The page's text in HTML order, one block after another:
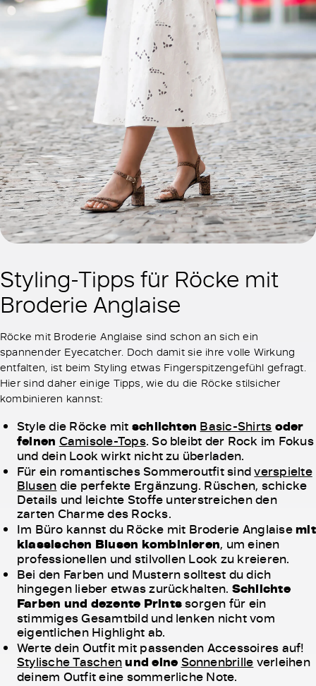
Styling-Tipps für Röcke mit
Broderie Anglaise
Röcke mit Broderie Anglaise sind schon an sich ein
spannender Eyecatcher. Doch damit sie ihre volle Wirkung
entfalten, ist beim Styling etwas Fingerspitzengefühl gefragt.
Hier sind daher einige Tipps, wie du die Röcke stilsicher
kombinieren kannst:
Style die Röcke mit schlichten Basic-Shirts oder
feinen Camisole-Tops. So bleibt der Rock im Fokus
und dein Look wirkt nicht zu überladen.
Für ein romantisches Sommeroutfit sindverspielte
Blusen die perfekte Ergänzung. Rüschen, schicke
Details und leichte Stoffe unterstreichen den
zarten Charme des Rocks.
Im Büro kannst du Röcke mit Broderie Anglaise mit
klassischen Blusen kombinieren, um einen
professionellen und stilvollen Look zu kreieren.
Bei den Farben und Mustern solltest du dich
hingegen lieber etwas zurückhalten. Schlichte
Farben und dezente Printssorgen für ein
stimmiges Gesamtbild und lenken nicht vom
eigentlichen Highlight ab.
Werte dein Outfit mit passenden Accessoires auf!
Stylische Taschenund eine Sonnenbrille verleihen
deinem Outfit eine sommerliche Note.